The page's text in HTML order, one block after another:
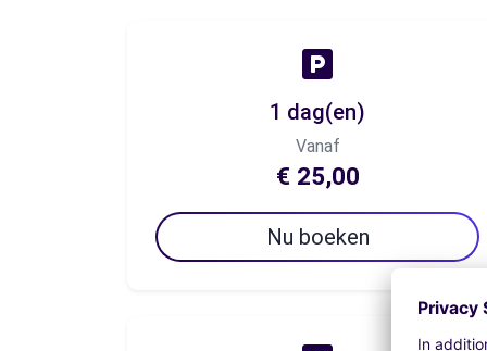
1 dag(en)
Vanaf
€ 25,00
Nu boeken